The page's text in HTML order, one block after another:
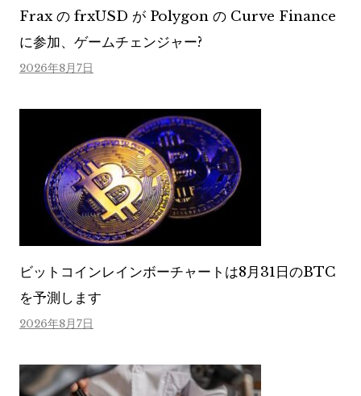
Frax の frxUSD が Polygon の Curve Finance
に参加、ゲームチェンジャー?
2026年8月7日
ビットコインレインボーチャートは8月31日のBTC
を予測します
2026年8月7日